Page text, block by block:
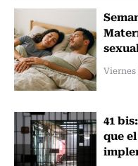
Viernes
41
que